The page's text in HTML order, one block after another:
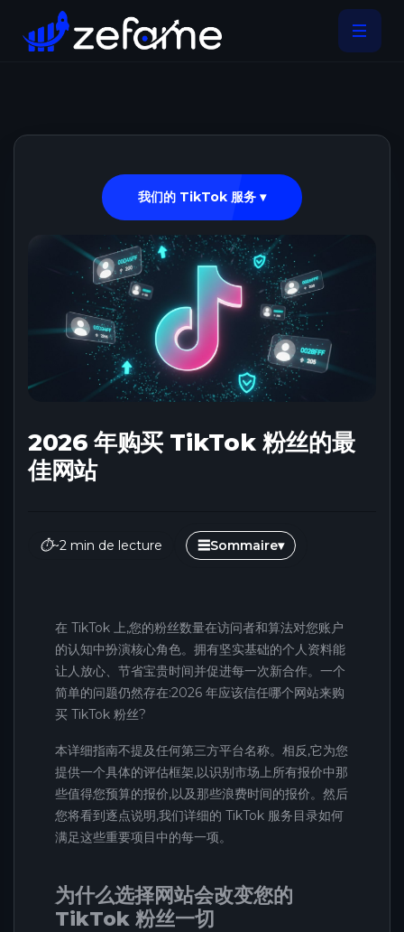
我们的 TikTok 服务 ▾
2026 年购买 TikTok 粉丝的最
佳网站
⏱~2 min de lecture ☰Sommaire▾
在 TikTok 上,您的粉丝数量在访问者和算法对您账户
的认知中扮演核心角色。拥有坚实基础的个人资料能
让人放心、节省宝贵时间并促进每一次新合作。一个
简单的问题仍然存在:2026 年应该信任哪个网站来购
买 TikTok 粉丝?
本详细指南不提及任何第三方平台名称。相反,它为您
提供一个具体的评估框架,以识别市场上所有报价中那
些值得您预算的报价,以及那些浪费时间的报价。然后
您将看到逐点说明,我们详细的 TikTok 服务目录如何
满足这些重要项目中的每一项。
为什么选择网站会改变您的
TikTok 粉丝一切